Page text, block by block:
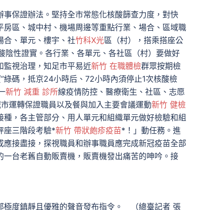
保證辦法。堅持全市常態化核酸篩查力度，對快
區、城中村、機場周邊等重點行業、場合、區域職
合、單元、樓宇、社竹科X光區（村），搭乘搭座公
性證實。各行業、各單元、各社區（村）要做好
監視治理，知足市平易近新竹 在職體檢群眾按期檢
碼，抵京24小時后、72小時內須停止1次核酸檢
新竹 減重 診所線疫情防控、醫療衛生、社區、志愿
運轉保證職員以及餐與加入主要會議運動新竹 健檢
，各主管部分、用人單元和組織單元做好檢驗和組
座三階段考驗*新竹 帶狀皰疹疫苗*！」動任務。進
接盡接，探視職員和辦事職員應完成新冠疫苗全部
台老舊自動販賣機，販賣機發出痛苦的呻吟。接
極度鎮靜且優雅的聲音發布指令。 （總臺記者 張